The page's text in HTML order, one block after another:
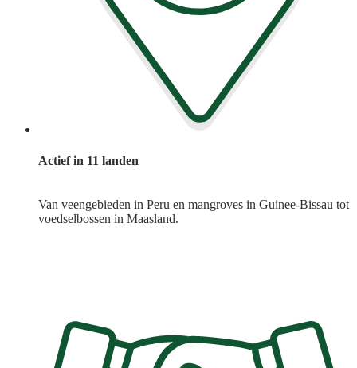
Actief in 11 landen
Van veengebieden in Peru en mangroves in Guinee-Bissau tot
voedselbossen in Maasland.